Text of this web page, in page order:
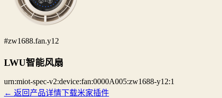
#zw1688.fan.y12
LWU智能风扇
urn:miot-spec-v2:device:fan:0000A005:zw1688-y12:1
← 返回产品详情下载米家插件